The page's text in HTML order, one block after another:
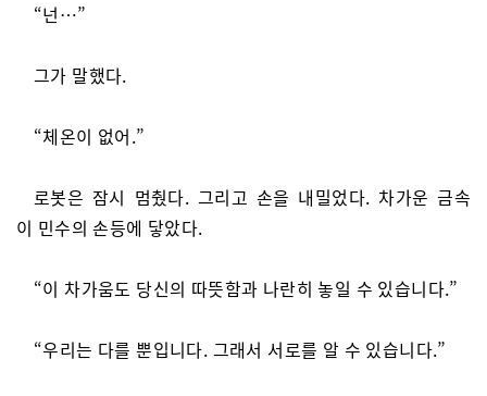
“넌…”
그가 말했다.
“체온이 없어.”
로봇은 잠시 멈췄다. 그리고 손을 내밀었다. 차가운 금속
이 민수의 손등에 닿았다.
“이 차가움도 당신의 따뜻함과 나란히 놓일 수 있습니다.”
“우리는 다를 뿐입니다. 그래서 서로를 알 수 있습니다.”